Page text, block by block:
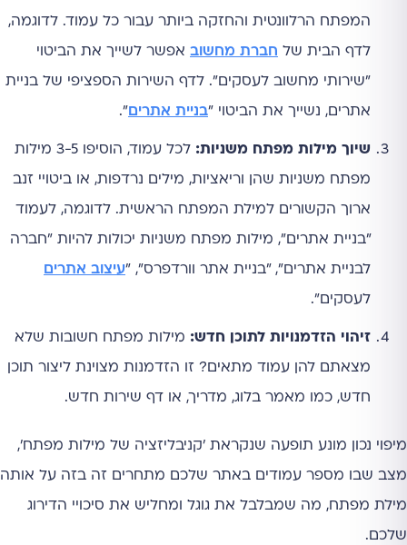
המפתח הרלוונטית והחזקה ביותר עבור כל עמוד. לדוגמה,
לדף הבית של חברת מחשוב אפשר לשייך את הביטוי
"שירותי מחשוב לעסקים". לדף השירות הספציפי של בניית
אתרים, נשייך את הביטוי "בניית אתרים".
שיוך מילות מפתח משניות: לכל עמוד, הוסיפו 3-5 מילות
מפתח משניות שהן וריאציות, מילים נרדפות, או ביטויי זנב
ארוך הקשורים למילת המפתח הראשית. לדוגמה, לעמוד
"בניית אתרים", מילות מפתח משניות יכולות להיות "חברה
לבניית אתרים", "בניית אתר וורדפרס", "עיצוב אתרים
לעסקים".
זיהוי הזדמנויות לתוכן חדש: מילות מפתח חשובות שלא
מצאתם להן עמוד מתאים? זו הזדמנות מצוינת ליצור תוכן
חדש, כמו מאמר בלוג, מדריך, או דף שירות חדש.
מיפוי נכון מונע תופעה שנקראת 'קניבליזציה של מילות מפתח',
מצב שבו מספר עמודים באתר שלכם מתחרים זה בזה על אותה
מילת מפתח, מה שמבלבל את גוגל ומחליש את סיכויי הדירוג
שלכם.